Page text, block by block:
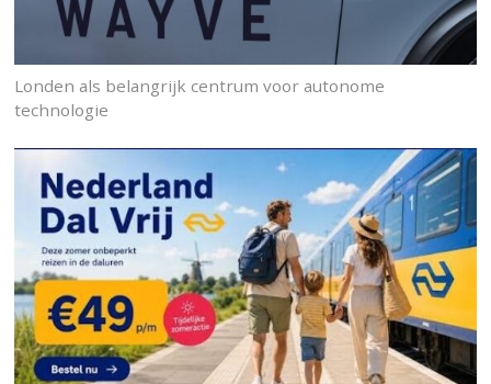
Londen als belangrijk centrum voor autonome
technologie